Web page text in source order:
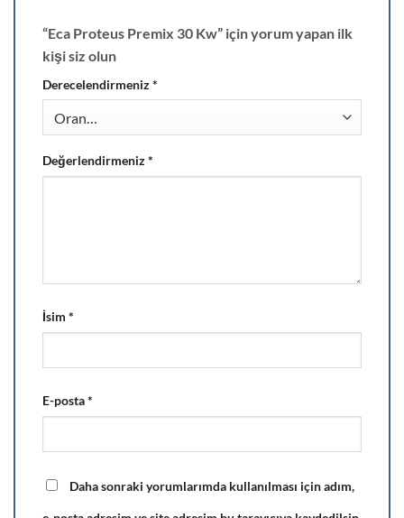
“Eca Proteus Premix 30 Kw” için yorum yapan ilk
kişi siz olun
Derecelendirmeniz*
Değerlendirmeniz*
İsim *
E-posta*
Daha sonraki yorumlarımda kullanılması için adım,